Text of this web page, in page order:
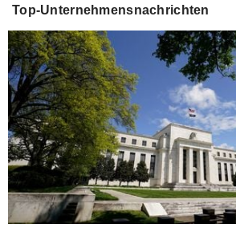
Top-Unternehmensnachrichten